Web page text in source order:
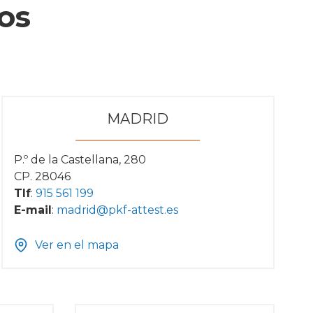
MADRID
P.º de la Castellana, 280
CP. 28046
Tlf: 915 561 199
E-mail: madrid@pkf-attest.es
Ver en el mapa